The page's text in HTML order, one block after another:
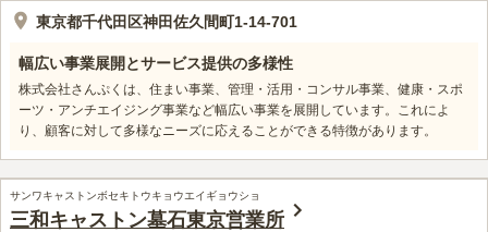
東京都千代田区神田佐久間町1-14-701
幅広い事業展開とサービス提供の多様性
株式会社さんぷくは、住まい事業、管理・活用・コンサル事業、健康・スポ
ーツ・アンチエイジング事業など幅広い事業を展開しています。これによ
り、顧客に対して多様なニーズに応えることができる特徴があります。
サンワキャストンボセキトウキョウエイギョウショ
三和キャストン墓石東京営業所